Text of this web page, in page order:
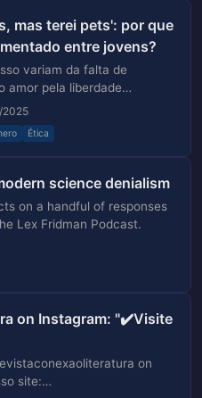
mas terei pets': por que
entre jovens?
variam da falta de
amor pela liberdade
e até mesmo
2025
Ética
science denialism
on a handful of responses
Lex Fridman Podcast.
on Instagram: "✔️Visite
on
site: